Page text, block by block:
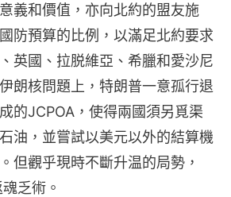
義和價值，亦向北約的盟友施
防預算的比例，以滿足北約要求
英國、拉脱維亞、希臘和愛沙尼
朗核問題上，特朗普一意孤行退
的JCPOA，使得兩國須另覓渠
油，並嘗試以美元以外的結算機
但觀乎現時不斷升温的局勢，
乏術。